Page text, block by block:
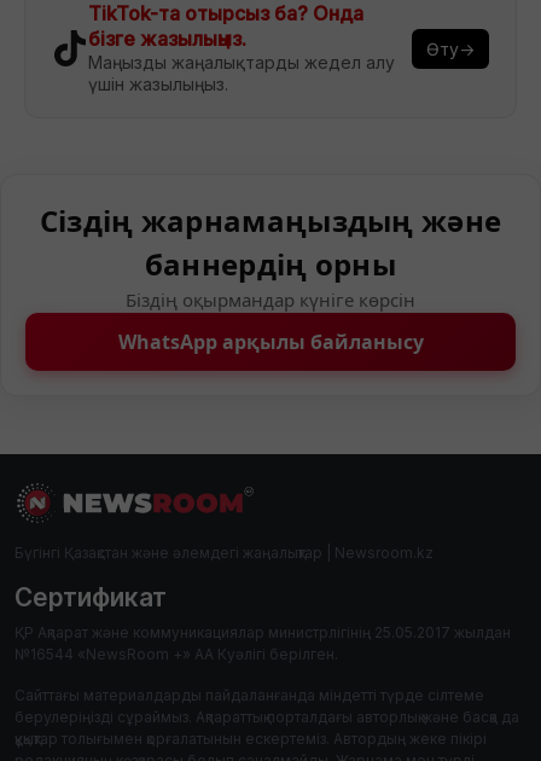
TikTok-та отырсыз ба? Онда
бізге жазылыңыз.
Маңызды жаңалықтарды жедел алу
үшін жазылыңыз.
Өту→
Сіздің жарнамаңыздың және
баннердің орны
Біздің оқырмандар күніге көрсін
WhatsApp арқылы байланысу
Бүгінгі Қазақстан және әлемдегі жаңалықтар | Newsroom.kz
Сертификат
ҚР Ақпарат және коммуникациялар министрлігінің 25.05.2017 жылдан
№16544 «NewsRoom +» АА Куәлігі берілген.
Сайттағы материалдарды пайдаланғанда міндетті түрде сілтеме
берулеріңізді сұраймыз. Ақпараттық порталдағы авторлық және басқа да
құқықтар толығымен қорғалатынын ескертеміз. Автордың жеке пікірі